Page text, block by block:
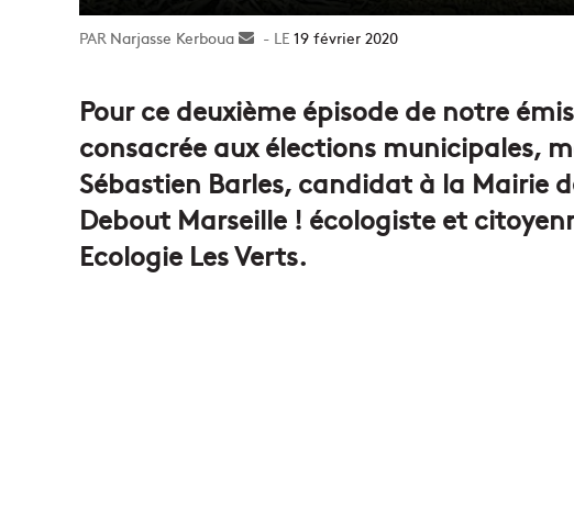
Narjasse Kerboua
Envoyer19 février 2020
Pour ce deuxième épisode de notre
consacrée aux élections municipales,
Sébastien Barles, candidat à la Mairie
Debout Marseille ! écologiste et
Ecologie Les Verts.